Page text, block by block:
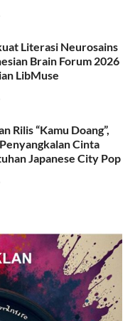
Literasi Neurosains
Brain Forum 2026
LibMuse
Rilis “Kamu Doang”,
Cinta
Japanese City Pop